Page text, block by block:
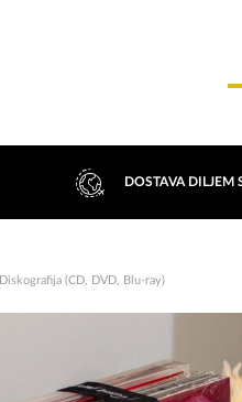
DOSTAVA DILJEM
Diskografija (CD, DVD, Blu-ray)